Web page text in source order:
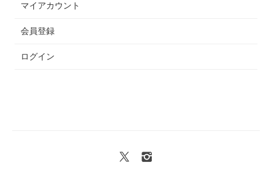
マイアカウント
会員登録
ログイン